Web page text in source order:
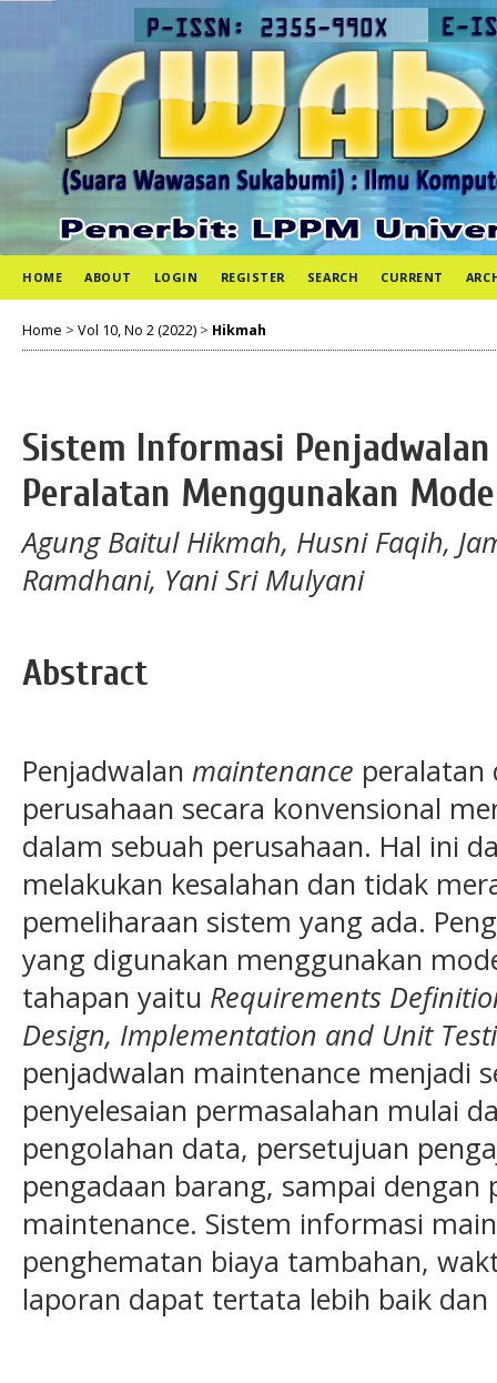
HOME ABOUT LOGIN REGISTER SEARCH CURRENT
Home > Vol 10, No 2 (2022) > Hikmah
Sistem Informasi
Peralatan Menggunakan
Agung Baitul Hikmah, Husni Faqih,
Ramdhani, Yani Sri Mulyani
Abstract
Penjadwalan maintenance peralatan
perusahaan secara konvensional
dalam sebuah perusahaan. Hal ini
melakukan kesalahan dan tidak
pemeliharaan sistem yang ada.
yang digunakan menggunakan
tahapan yaitu Requirements
Design, Implementation and Unit
penjadwalan maintenance menjadi
penyelesaian permasalahan mulai
pengolahan data, persetujuan
pengadaan barang, sampai
maintenance. Sistem informasi
penghematan biaya tambahan,
laporan dapat tertata lebih baik